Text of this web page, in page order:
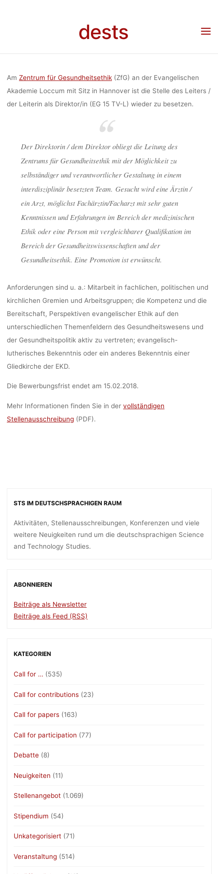
dests
LOCCUM,
dests 9. Januar 2018
Stellenangebot: Direktor/in am Zentrum für Gesundheitsethik
Am Zentrum für Gesundheitsethik(ZfG) an der Evangelischen
Akademie Loccum mit Sitz in Hannover ist die Stelle des Leiters /
der Leiterin als Direktor/in (EG 15 TV-L) wieder zu besetzen.
Der Direktorin / dem Direktor obliegt die Leitung des
Zentrums für Gesundheitsethik mit der Möglichkeit zu
selbständiger und verantwortlicher Gestaltung in einem
interdisziplinär besetzten Team. Gesucht wird eine Ärztin /
ein Arzt, möglichst Fachärztin/Facharzt mit sehr guten
Kenntnissen und Erfahrungen im Bereich der medizinischen
Ethik oder eine Person mit vergleichbarer Qualifikation im
Bereich der Gesundheitswissenschaften und der
Gesundheitsethik. Eine Promotion ist erwünscht.
Anforderungen sind u. a.: Mitarbeit in fachlichen, politischen und
kirchlichen Gremien und Arbeitsgruppen; die Kompetenz und die
Bereitschaft, Perspektiven evangelischer Ethik auf den
unterschiedlichen Themenfeldern des Gesundheitswesens und
der Gesundheitspolitik aktiv zu vertreten; evangelisch-
lutherisches Bekenntnis oder ein anderes Bekenntnis einer
Gliedkirche der EKD.
Die Bewerbungsfrist endet am 15.02.2018.
Mehr Informationen finden Sie in der vollständigen
Stellenausschreibung(PDF).
STS IM DEUTSCHSPRACHIGEN RAUM
Aktivitäten, Stellenausschreibungen, Konferenzen und viele
weitere Neuigkeiten rund um die deutschsprachigen Science
and Technology Studies.
ABONNIEREN
Beiträge als Newsletter
Beiträge als Feed (RSS)
KATEGORIEN
Call for … (535)
Call for contributions (23)
Call for papers (163)
Call for participation (77)
Debatte (8)
Neuigkeiten (11)
Stellenangebot (1.069)
Stipendium (54)
Unkategorisiert (71)
Veranstaltung (514)